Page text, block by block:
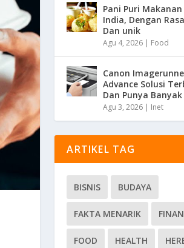
Pani Puri Makanan
India, Dengan
Dan unik
Agu 4, 2026 | Food
Canon
Advance Solusi
Dan Punya
Agu 3, 2026 | Inet
ARTIKEL TAG
BISNIS BUDAYA
FAKTA MENARIK
FOOD HEALTH